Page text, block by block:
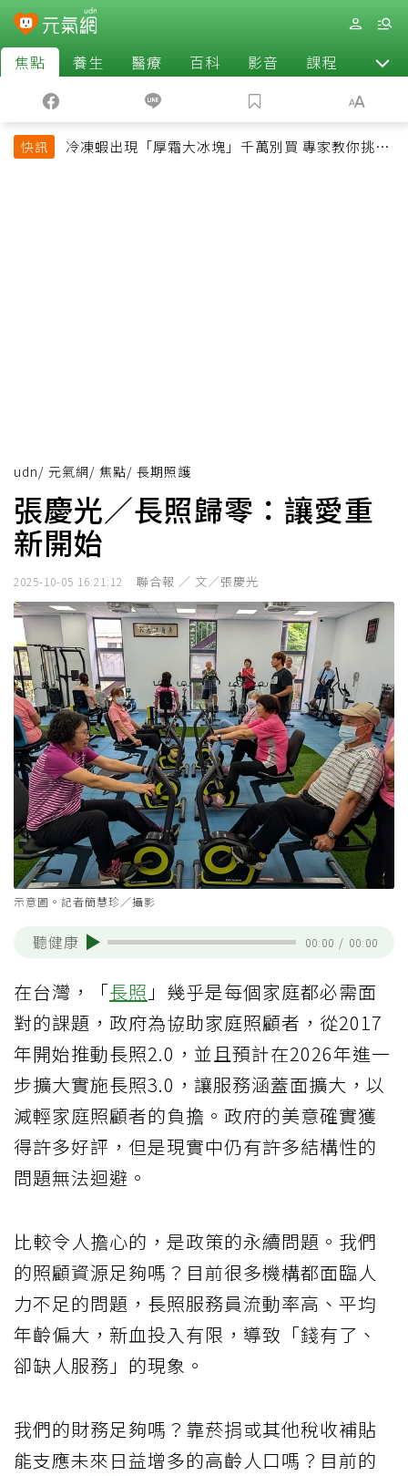
焦點 養生 醫療 百科 影音 課程 退休
快訊
冷凍蝦出現「厚霜大冰塊」千萬別買 專家教你挑出
udn/ 元氣網/ 焦點/ 長期照護
張慶光／長照歸零：讓愛重
新開始
2025-10-05 16:21:12 聯合報 ／ 文／張慶光
示意圖。記者簡慧珍／攝影
聽健康 00:00 / 00:00
在台灣，「長照 」幾乎是每個家庭都必需面
對的課題，政府為協助家庭照顧者，從2017
年開始推動長照2.0，並且預計在2026年進一
步擴大實施長照3.0，讓服務涵蓋面擴大，以
減輕家庭照顧者的負擔。政府的美意確實獲
得許多好評，但是現實中仍有許多結構性的
問題無法迴避。
比較令人擔心的，是政策的永續問題。我們
的照顧資源足夠嗎？目前很多機構都面臨人
力不足的問題，長照服務員流動率高、平均
年齡偏大，新血投入有限，導致「錢有了、
卻缺人服務」的現象。
我們的財務足夠嗎？靠菸捐或其他稅收補貼
能支應未來日益增多的高齡人口嗎？目前的